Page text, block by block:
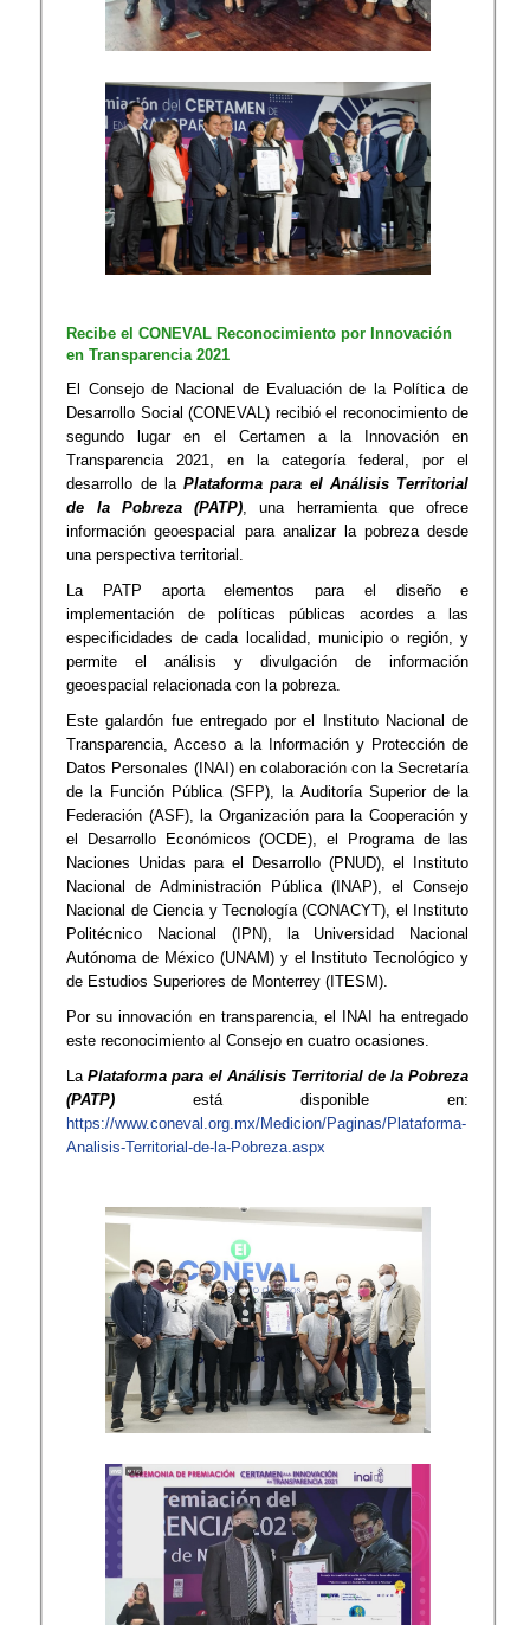
Recibe el CONEVAL Reconocimiento por Innovación
en Transparencia 2021
El Consejo de Nacional de Evaluación de la Política de
Desarrollo Social (CONEVAL) recibió el reconocimiento de
segundo lugar en el Certamen a la Innovación en
Transparencia 2021, en la categoría federal, por el
desarrollo de laPlataforma para el Análisis Territorial
de la Pobreza (PATP) , una herramienta que ofrece
información geoespacial para analizar la pobreza desde
una perspectiva territorial.
La PATP aporta elementos para el diseño e
implementación de políticas públicas acordes a las
especificidades de cada localidad, municipio o región, y
permite el análisis y divulgación de información
geoespacial relacionada con la pobreza.
Este galardón fue entregado por el Instituto Nacional de
Transparencia, Acceso a la Información y Protección de
Datos Personales (INAI) en colaboración con la Secretaría
de la Función Pública (SFP), la Auditoría Superior de la
Federación (ASF), la Organización para la Cooperación y
el Desarrollo Económicos (OCDE), el Programa de las
Naciones Unidas para el Desarrollo (PNUD), el Instituto
Nacional de Administración Pública (INAP), el Consejo
Nacional de Ciencia y Tecnología (CONACYT), el Instituto
Politécnico Nacional (IPN), la Universidad Nacional
Autónoma de México (UNAM) y el Instituto Tecnológico y
de Estudios Superiores de Monterrey (ITESM).
Por su innovación en transparencia, el INAI ha entregado
este reconocimiento al Consejo en cuatro ocasiones.
LaPlataforma para el Análisis Territorial de la Pobreza
(PATP) está disponible en:
https://www.coneval.org.mx/Medicion/Paginas/Plataforma-
Analisis-Territorial-de-la-Pobreza.aspx